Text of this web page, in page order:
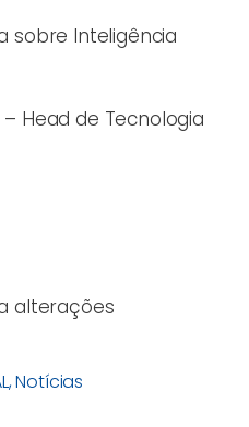
sobre Inteligência
Head de Tecnologia
alterações
,Notícias